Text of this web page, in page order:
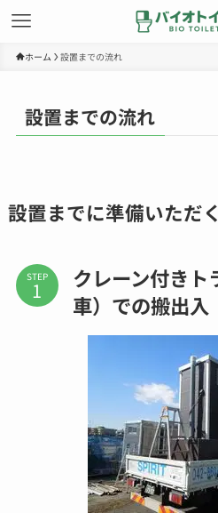
ホーム 設置までの流れ
設置までの流れ
設置までに準備いただ
STEP
クレーン付きト
車）での搬出入